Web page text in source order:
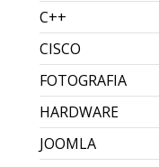
C++
CISCO
FOTOGRAFIA
HARDWARE
JOOMLA